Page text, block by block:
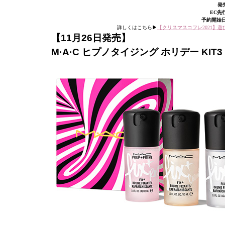
発
EC先
予約開始
詳しくはこちら▶︎
【クリスマスコフレ2021】
【11月26日発売】
M·A·C ヒプノタイジング ホリデー KIT3